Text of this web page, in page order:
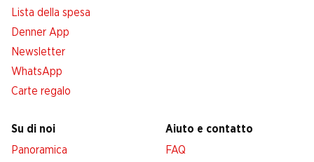
Lista della spesa
Denner App
Newsletter
WhatsApp
Carte regalo
Su di noi
Panoramica
Aiuto e contatto
FAQ